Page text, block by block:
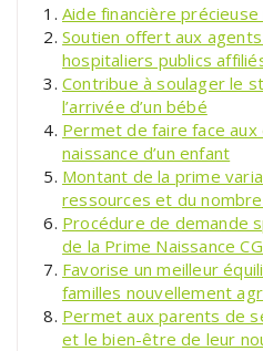
Aide financière
Soutien offert aux
hospitaliers publics
Contribue à soulager le
l’arrivée d’un bébé
Permet de faire face aux
naissance d’un enfant
Montant de la prime
ressources et du
Procédure de demande
de la Prime Naissance
Favorise un meilleur
familles nouvellement
Permet aux parents de
et le bien-être de leur